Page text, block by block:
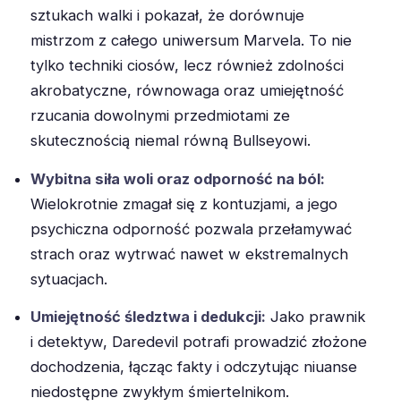
sztukach walki i pokazał, że dorównuje
mistrzom z całego uniwersum Marvela. To nie
tylko techniki ciosów, lecz również zdolności
akrobatyczne, równowaga oraz umiejętność
rzucania dowolnymi przedmiotami ze
skutecznością niemal równą Bullseyowi.
Wybitna siła woli oraz odporność na ból:
Wielokrotnie zmagał się z kontuzjami, a jego
psychiczna odporność pozwala przełamywać
strach oraz wytrwać nawet w ekstremalnych
sytuacjach.
Umiejętność śledztwa i dedukcji: Jako prawnik
i detektyw, Daredevil potrafi prowadzić złożone
dochodzenia, łącząc fakty i odczytując niuanse
niedostępne zwykłym śmiertelnikom.